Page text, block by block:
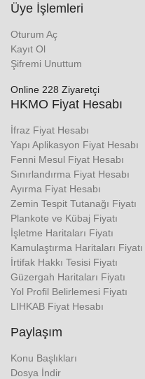
Üye İşlemleri
Oturum Aç
Kayıt Ol
Şifremi Unuttum
Online 228 Ziyaretçi
HKMO Fiyat Hesabı
İfraz Fiyat Hesabı
Yapı Aplikasyon Fiyat Hesabı
Fenni Mesul Fiyat Hesabı
Sınırlandırma Fiyat Hesabı
Ayırma Fiyat Hesabı
Zemin Tespit Tutanağı Fiyatı
Plankote ve Kübaj Fiyatı
İşletme Haritaları Fiyatı
Kamulaştırma Haritaları Fiyatı
İrtifak Hakkı Tesisi Fiyatı
Güzergah Haritaları Fiyatı
Yol Profil Belirlemesi Fiyatı
LIHKAB Fiyat Hesabı
Paylaşım
Konu Başlıkları
Dosya İndir